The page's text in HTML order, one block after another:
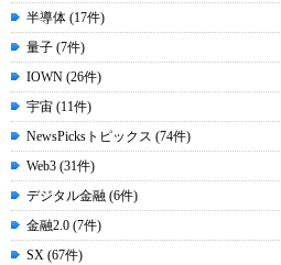
半導体 (17件)
量子 (7件)
IOWN (26件)
宇宙 (11件)
NewsPicksトピックス (74件)
Web3 (31件)
デジタル金融 (6件)
金融2.0 (7件)
SX (67件)